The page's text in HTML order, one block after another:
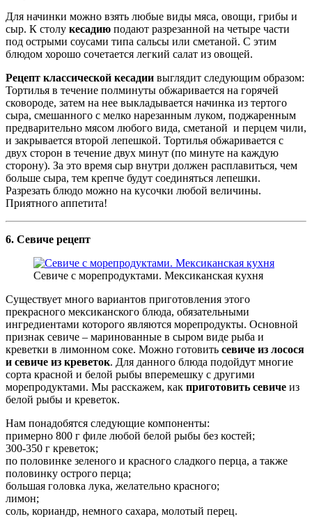
Для начинки можно взять любые виды мяса, овощи, грибы и
сыр. К столу кесадию подают разрезанной на четыре части
под острыми соусами типа сальсы или сметаной. С этим
блюдом хорошо сочетается легкий салат из овощей.
Рецепт классической кесадии выглядит следующим образом:
Тортилья в течение полминуты обжаривается на горячей
сковороде, затем на нее выкладывается начинка из тертого
сыра, смешанного с мелко нарезанным луком, поджаренным
предварительно мясом любого вида, сметаной и перцем чили,
и закрывается второй лепешкой. Тортилья обжаривается с
двух сторон в течение двух минут (по минуте на каждую
сторону). За это время сыр внутри должен расплавиться, чем
больше сыра, тем крепче будут соединяться лепешки.
Разрезать блюдо можно на кусочки любой величины.
Приятного аппетита!
6. Севиче рецепт
Севиче с морепродуктами. Мексиканская кухня
Существует много вариантов приготовления этого
прекрасного мексиканского блюда, обязательными
ингредиентами которого являются морепродукты. Основной
признак севиче – маринованные в сыром виде рыба и
креветки в лимонном соке. Можно готовить севиче из лосося
и севиче из креветок. Для данного блюда подойдут многие
сорта красной и белой рыбы вперемешку с другими
морепродуктами. Мы расскажем, как приготовить севиче из
белой рыбы и креветок.
Нам понадобятся следующие компоненты:
примерно 800 г филе любой белой рыбы без костей;
300-350 г креветок;
по половинке зеленого и красного сладкого перца, а также
половинку острого перца;
большая головка лука, желательно красного;
лимон;
соль, кориандр, немного сахара, молотый перец.